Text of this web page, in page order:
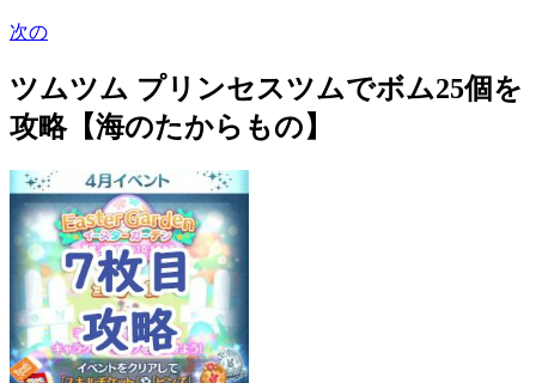
次の
ツムツム プリンセスツムでボム25個を
攻略【海のたからもの】